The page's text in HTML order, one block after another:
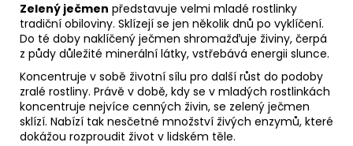
Zelený ječmen představuje velmi mladé rostlinky
tradiční obiloviny. Sklízejí se jen několik dnů po vyklíčení.
Do té doby naklíčený ječmen shromažďuje živiny, čerpá
z půdy důležité minerální látky, vstřebává energii slunce.
Koncentruje v sobě životní sílu pro další růst do podoby
zralé rostliny. Právě v době, kdy se v mladých rostlinkách
koncentruje nejvíce cenných živin, se zelený ječmen
sklízí. Nabízí tak nesčetné množství živých enzymů, které
dokážou rozproudit život v lidském těle.